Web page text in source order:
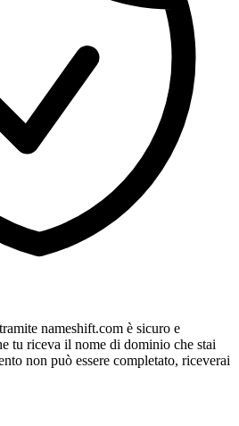
nameshift.com è sicuro e
tu riceva il nome di dominio che stai
non può essere completato, riceverai